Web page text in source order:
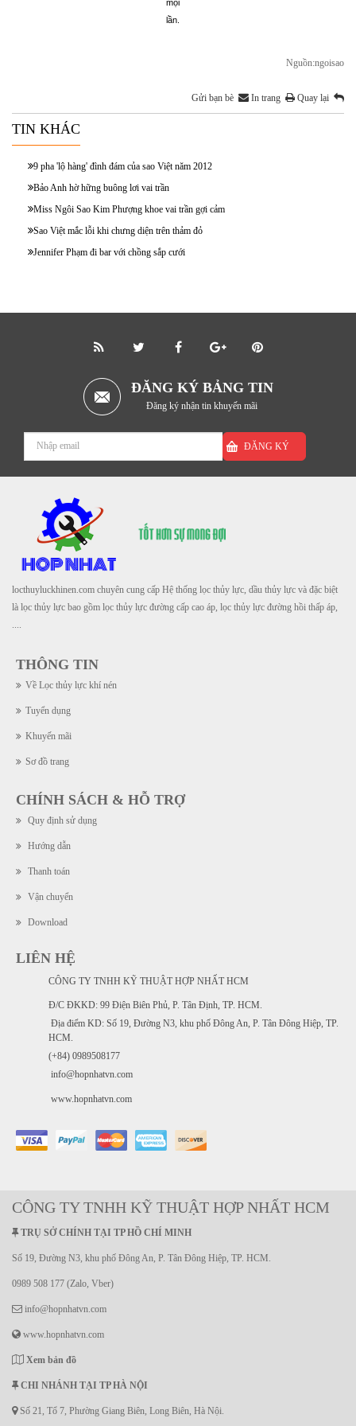
mọi
lần.
Nguồn:ngoisao
Gửi bạn bè In trang Quay lại
TIN KHÁC
9 pha 'lộ hàng' đình đám của sao Việt năm 2012
Bảo Anh hờ hững buông lơi vai trần
Miss Ngôi Sao Kim Phượng khoe vai trần gợi cảm
Sao Việt mắc lỗi khi chưng diện trên thảm đỏ
Jennifer Phạm đi bar với chồng sắp cưới
ĐĂNG KÝ BẢNG TIN
Đăng ký nhận tin khuyến mãi
ĐĂNG KÝ
locthuyluckhinen.com chuyên cung cấp Hệ thống lọc thủy lực, dầu thủy lực và đặc biệt
là lọc thủy lực bao gồm lọc thủy lực đường cấp cao áp, lọc thủy lực đường hồi thấp áp,
THÔNG TIN
Về Lọc thủy lực khí nén
Tuyển dụng
Khuyến mãi
Sơ đồ trang
CHÍNH SÁCH & HỖ TRỢ
Quy định sử dụng
Hướng dẫn
Thanh toán
Vận chuyển
Download
LIÊN HỆ
CÔNG TY TNHH KỸ THUẬT HỢP NHẤT HCM
Đ/C ĐKKD: 99 Điện Biên Phủ, P. Tân Định, TP. HCM.
Địa điểm KD: Số 19, Đường N3, khu phố Đông An, P. Tân Đông Hiệp, TP.
HCM.
(+84) 0989508177
info@hopnhatvn.com
www.hopnhatvn.com
CÔNG TY TNHH KỸ THUẬT HỢP NHẤT HCM
TRỤ SỞ CHÍNH TẠI TP HỒ CHÍ MINH
Số 19, Đường N3, khu phố Đông An, P. Tân Đông Hiệp, TP. HCM.
0989 508 177 (Zalo, Vber)
info@hopnhatvn.com
www.hopnhatvn.com
Xem bản đồ
CHI NHÁNH TẠI TP HÀ NỘI
Số 21, Tổ 7, Phường Giang Biên, Long Biên, Hà Nội.